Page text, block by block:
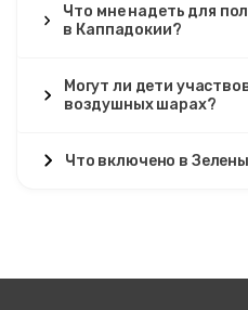
Что мне надеть для
в Каппадокии?
Могут ли дети
воздушных шарах?
Что включено в